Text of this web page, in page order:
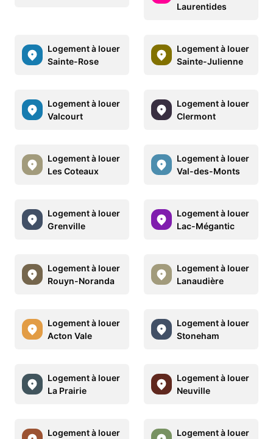
Laurentides
Logement à louer
Sainte-Rose
Logement à louer
Sainte-Julienne
Logement à louer
Valcourt
Logement à louer
Clermont
Logement à louer
Les Coteaux
Logement à louer
Val-des-Monts
Logement à louer
Grenville
Logement à louer
Lac-Mégantic
Logement à louer
Rouyn-Noranda
Logement à louer
Lanaudière
Logement à louer
Acton Vale
Logement à louer
Stoneham
Logement à louer
La Prairie
Logement à louer
Neuville
Logement à louer
Logement à louer